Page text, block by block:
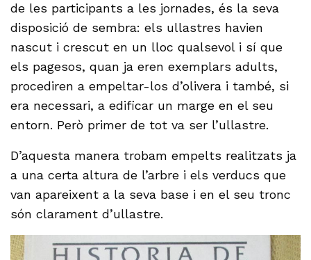
de les participants a les jornades, és la seva
disposició de sembra: els ullastres havien
nascut i crescut en un lloc qualsevol i sí que
els pagesos, quan ja eren exemplars adults,
procediren a empeltar-los d’olivera i també, si
era necessari, a edificar un marge en el seu
entorn. Però primer de tot va ser l’ullastre.
D’aquesta manera trobam empelts realitzats ja
a una certa altura de l’arbre i els verducs que
van apareixent a la seva base i en el seu tronc
són clarament d’ullastre.